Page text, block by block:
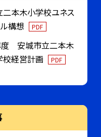
二本木小学校ユネス
構想
PDF
度 安城市立二本木
校経営計画
PDF